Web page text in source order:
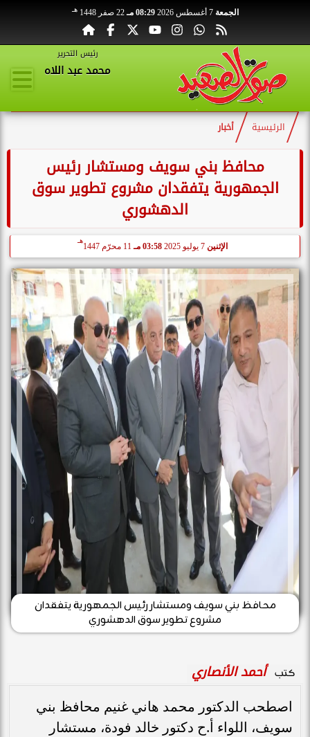
الجمعة 7 أغسطس 2026 08:29 مـ 22 صفر 1448 هـ
رئيس التحرير
محمد عبد اللاه
الرئيسية أخبار
محافظ بني سويف ومستشار رئيس
الجمهورية يتفقدان مشروع تطوير سوق
الدهشوري
الإثنين 7 يوليو 2025 03:58 مـ 11 محرّم 1447
هـ
محافظ بني سويف ومستشار رئيس الجمهورية يتفقدان
مشروع تطوير سوق الدهشوري
كتب أحمد الأنصاري
اصطحب الدكتور محمد هاني غنيم محافظ بني
سويف، اللواء أ.ح دكتور خالد فودة، مستشار